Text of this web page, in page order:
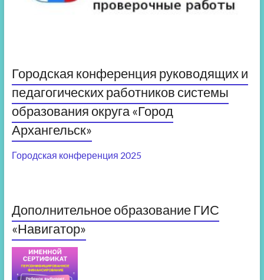
Городская конференция руководящих и
педагогических работников системы
образования округа «Город
Архангельск»
Городская конференция 2025
Дополнительное образование ГИС
«Навигатор»